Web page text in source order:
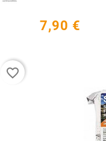
7,90 €
favorite_border